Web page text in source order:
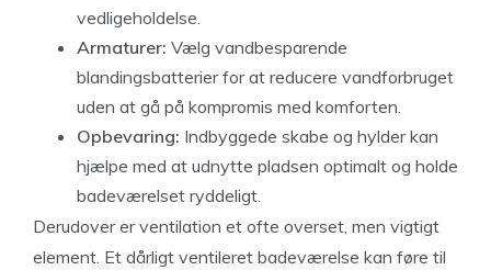
vedligeholdelse.
Armaturer: Vælg vandbesparende
blandingsbatterier for at reducere vandforbruget
uden at gå på kompromis med komforten.
Opbevaring: Indbyggede skabe og hylder kan
hjælpe med at udnytte pladsen optimalt og holde
badeværelset ryddeligt.
Derudover er ventilation et ofte overset, men vigtigt
element. Et dårligt ventileret badeværelse kan føre til